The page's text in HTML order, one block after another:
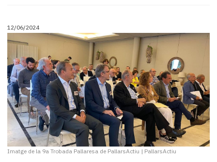
12/06/2024
Imatge de la 9a Trobada Pallaresa de PallarsActiu | PallarsActiu